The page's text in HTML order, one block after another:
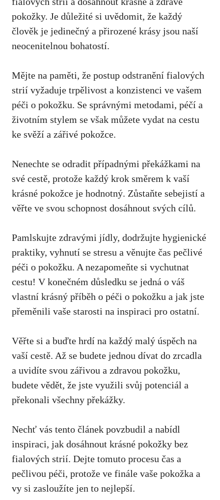
pokožky. Je důležité si uvědomit, že každý
člověk je ‌jedinečný a přirozené⁣ krásy jsou naší
neocenitelnou bohatostí.
Mějte ⁤na paměti, že postup odstranění fialových
strií vyžaduje trpělivost a ⁣konzistenci ve vašem
péči o pokožku. Se‍ správnými metodami, péčí a
životním stylem se však můžete vydat na cestu
ke svěží a zářivé pokožce.
Nenechte se odradit případnými překážkami na
své ‌cestě, protože‍ každý ⁢krok směrem k vaší
krásné pokožce je ​hodnotný. Zůstaňte sebejistí a
věřte ⁤ve svou schopnost dosáhnout svých cílů.
Pamlskujte ⁢zdravými jídly, dodržujte hygienické
praktiky, vyhnutí se stresu a věnujte čas‍ pečlivé
péči o ‍pokožku. A nezapomeňte si vychutnat
⁢cestu! ‍V konečném důsledku se jedná ⁣o ⁣váš
vlastní krásný příběh o péči o pokožku a jak jste
přeměnili vaše starosti na inspiraci pro ostatní.
Věřte si a buďte hrdí na každý malý úspěch na
vaší cestě. Až‍ se budete jednou dívat do zrcadla
a uvidíte svou zářivou a zdravou pokožku,
budete vědět, že jste ‌využili svůj potenciál a
překonali všechny překážky.
Nechť vás tento článek povzbudil⁢ a nabídl
inspiraci, jak dosáhnout krásné pokožky bez‍
fialových strií. Dejte tomuto procesu čas a
pečlivou péči, protože ve finále vaše pokožka a
vy si zasloužíte‌ jen to nejlepší.